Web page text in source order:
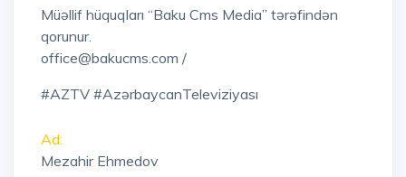
Müəllif hüquqları “Baku Cms Media” tərəfindən
qorunur.
office@bakucms.com /
#AZTV #AzərbaycanTeleviziyası
Ad:
Mezahir Ehmedov